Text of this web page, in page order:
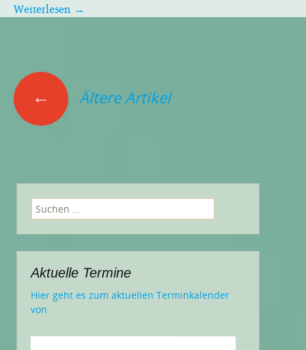
Weiterlesen →
Beitrags-
Navigation
← Ältere Artikel
Suchen
nach:
Aktuelle Termine
Hier geht es zum aktuellen Terminkalender
von